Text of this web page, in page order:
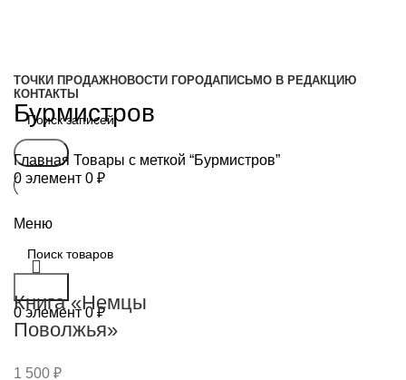
ТОЧКИ ПРОДАЖНОВОСТИ ГОРОДАПИСЬМО В РЕДАКЦИЮ
КОНТАКТЫ
Поиск
0 элемент 0 ₽
Меню
0элемент 0₽
Бурмистров
Главная Товары с меткой “Бурмистров”
Книга «Немцы
Поволжья»
1 500 ₽